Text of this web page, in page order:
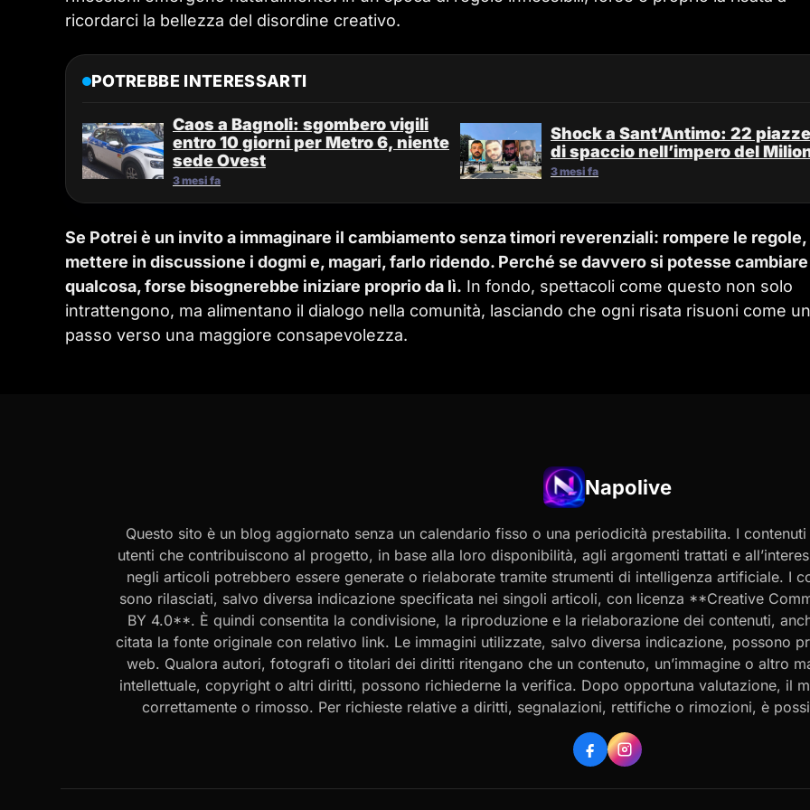
ricordarci la bellezza del disordine creativo.
POTREBBE INTERESSARTI
Caos a Bagnoli: sgombero vigili
entro 10 giorni per Metro 6, niente
sede Ovest
3 mesi fa
Shock a Sant’Antimo: 22 piazze
di spaccio nell’impero del
3 mesi fa
Se Potrei è un invito a immaginare il cambiamento senza timori reverenziali: rompere le regole,
mettere in discussione i dogmi e, magari, farlo ridendo. Perché se davvero si potesse cambiare
qualcosa, forse bisognerebbe iniziare proprio da lì. In fondo, spettacoli come questo non solo
intrattengono, ma alimentano il dialogo nella comunità, lasciando che ogni risata risuoni come un
passo verso una maggiore consapevolezza.
Napolive
Questo sito è un blog aggiornato senza un calendario fisso o una periodicità prestabilita. I
utenti che contribuiscono al progetto, in base alla loro disponibilità, agli argomenti trattati e
negli articoli potrebbero essere generate o rielaborate tramite strumenti di intelligenza artificiale. I
sono rilasciati, salvo diversa indicazione specificata nei singoli articoli, con licenza **Creative
BY 4.0**. È quindi consentita la condivisione, la riproduzione e la rielaborazione dei contenuti,
citata la fonte originale con relativo link. Le immagini utilizzate, salvo diversa indicazione, possono
web. Qualora autori, fotografi o titolari dei diritti ritengano che un contenuto, un’immagine o altro
intellettuale, copyright o altri diritti, possono richiederne la verifica. Dopo opportuna valutazione, il
correttamente o rimosso. Per richieste relative a diritti, segnalazioni, rettifiche o rimozioni, è